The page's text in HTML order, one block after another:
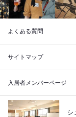
よくある質問
サイトマップ
入居者メンバーページ
シ